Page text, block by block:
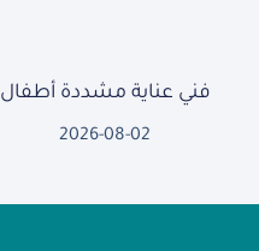
فني عناية مشددة أطفال
2026-08-02